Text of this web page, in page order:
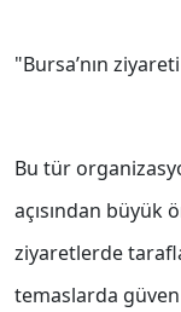
"Bursa’nın
Bu tür
açısından büyük
ziyaretlerde
temaslarda